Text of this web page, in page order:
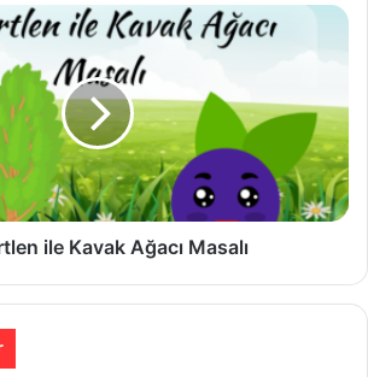
ile Kavak Ağacı Masalı